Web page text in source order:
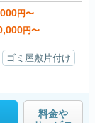
円〜
円〜
ゴミ屋敷片付け
料金や